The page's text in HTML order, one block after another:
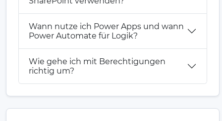
Wann nutze ich Power Apps und wann
Power Automate für Logik?
Wie gehe ich mit Berechtigungen
richtig um?